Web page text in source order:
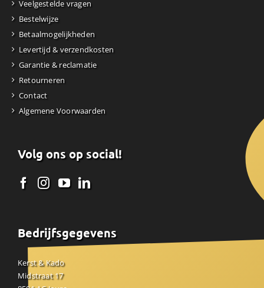
Veelgestelde vragen
Bestelwijze
Betaalmogelijkheden
Levertijd & verzendkosten
Garantie & reclamatie
Retourneren
Contact
Algemene Voorwaarden
Volg ons op social!
Bedrijfsgegevens
Kerst & Kado
Midstraat 17